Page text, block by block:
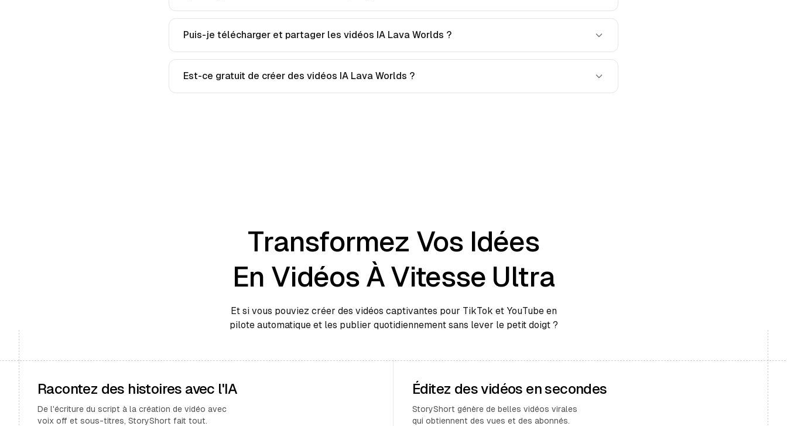
Puis-je télécharger et partager les vidéos IA Lava Worlds ?
Est-ce gratuit de créer des vidéos IA Lava Worlds ?
Transformez Vos Idées
En Vidéos À Vitesse Ultra
Et si vous pouviez créer des vidéos captivantes pour TikTok et YouTube en
pilote automatique et les publier quotidiennement sans lever le petit doigt ?
Racontez des histoires avec l'IA
De l'écriture du script à la création de vidéo avec
voix off et sous-titres, StoryShort fait tout.
Éditez des vidéos en secondes
StoryShort génère de belles vidéos virales
qui obtiennent des vues et des abonnés.